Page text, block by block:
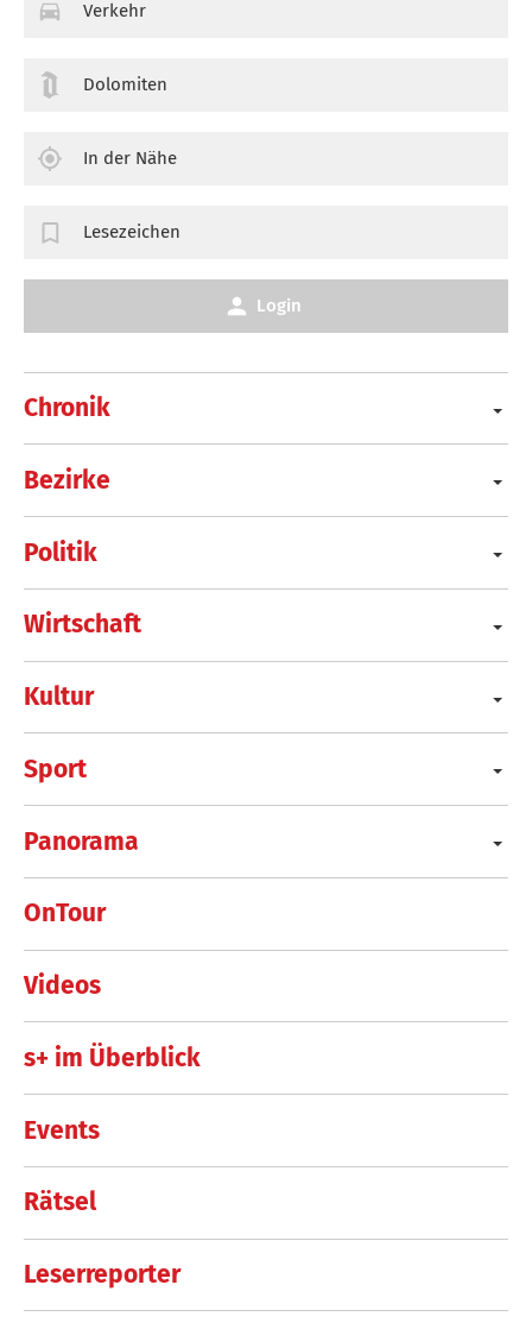
Chronik
Bezirke
Politik
Wirtschaft
Kultur
Sport
Panorama
OnTour
Videos
s+ im Überblick
Events
Rätsel
Leserreporter
Verkehr
Dolomiten
In der Nähe
Lesezeichen
Login